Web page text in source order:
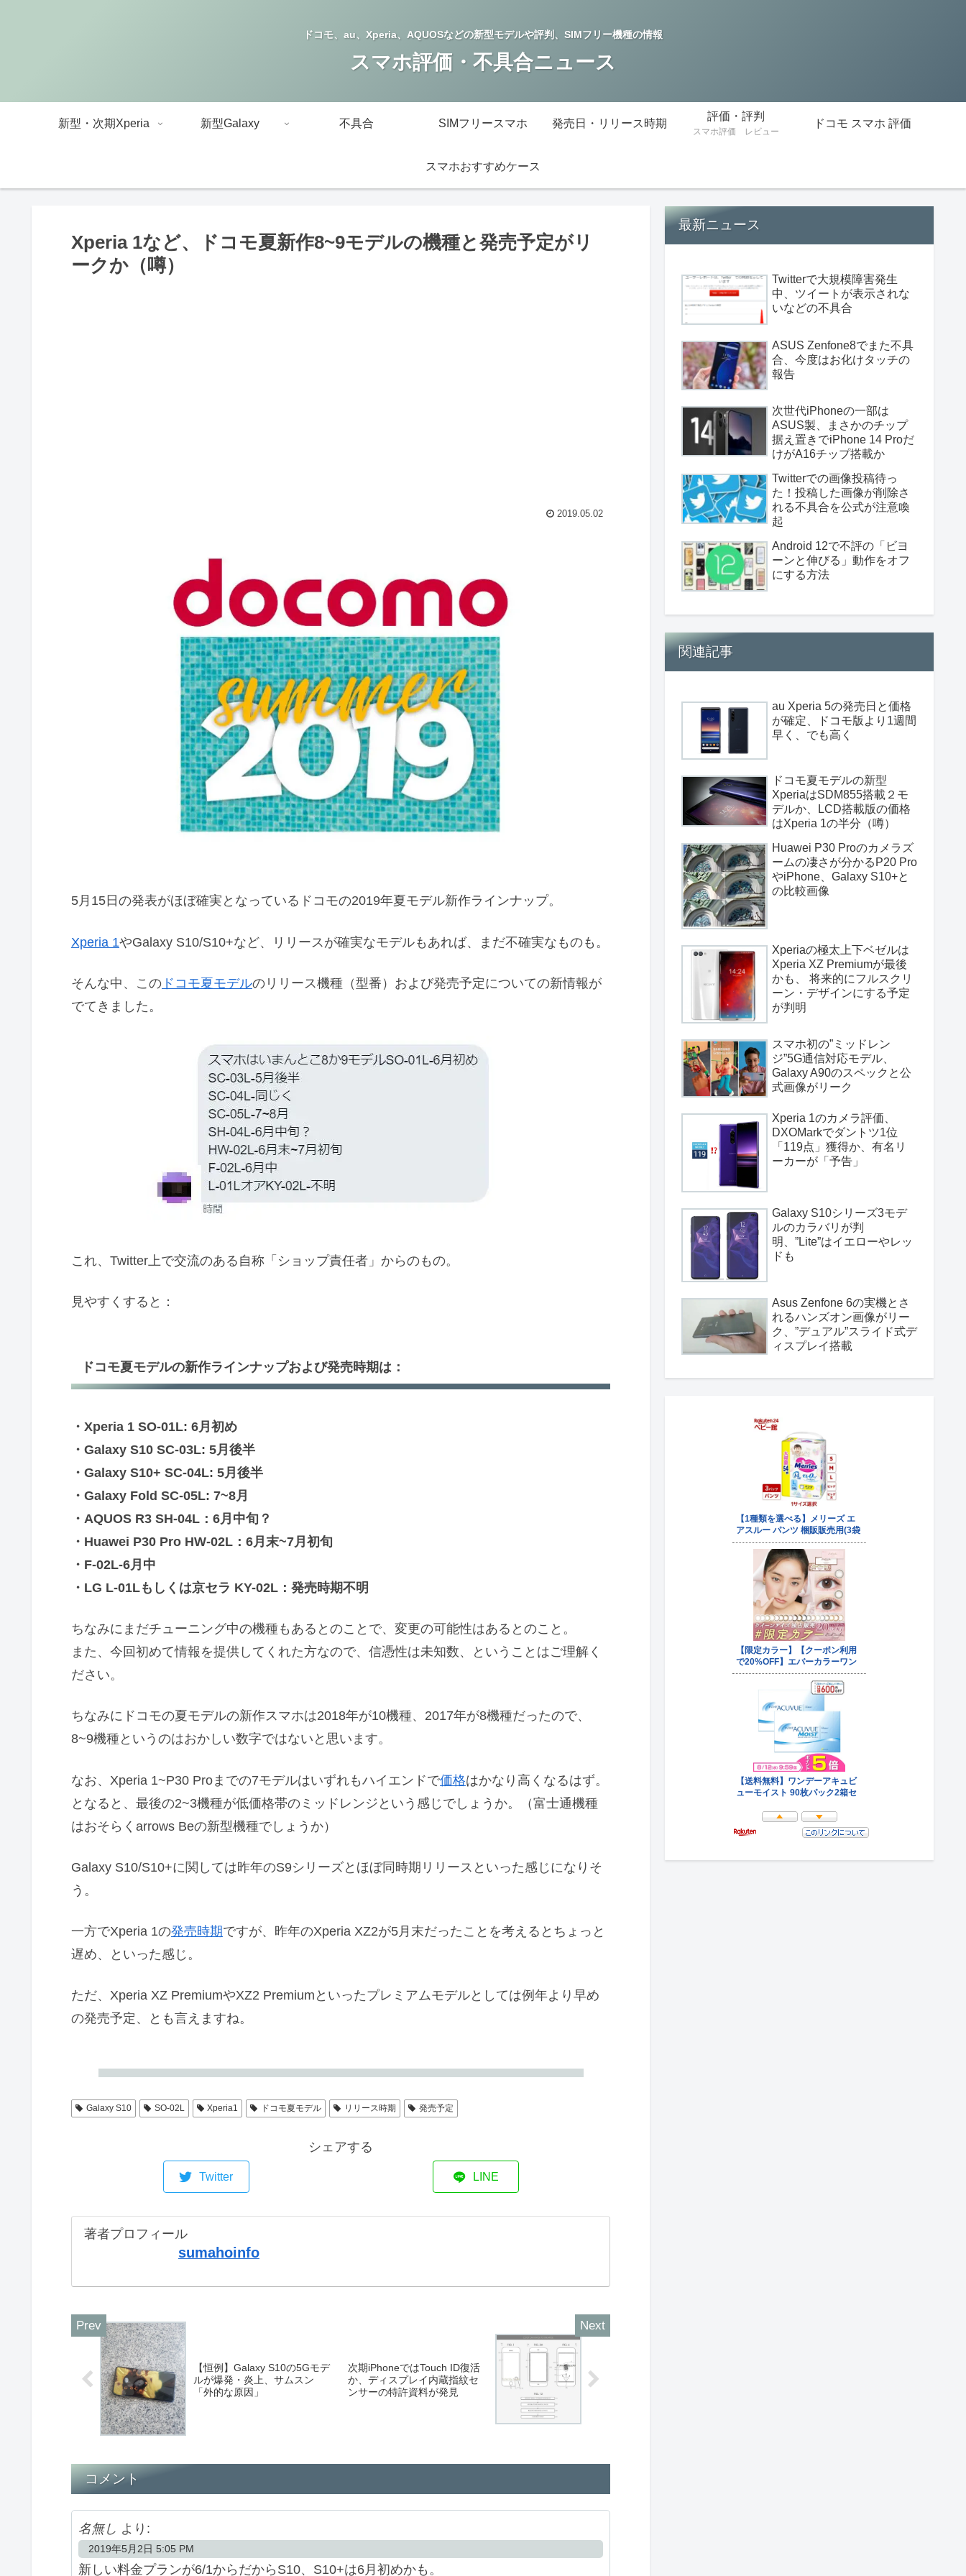
ドコモ、au、Xperia、AQUOSなどの新型モデルや評判、SIMフリー機種の情報
スマホ評価・不具合ニュース
新型・次期Xperia 新型Galaxy 不具合 SIMフリースマホ 発売日・リリース時期
評価・評判
スマホ評価 レビュー
ドコモ スマホ 評価
スマホおすすめケース
Xperia 1など、ドコモ夏新作8~9モデルの機種と発売予定がリ
ークか（噂）
2019.05.02
5月15日の発表がほぼ確実となっているドコモの2019年夏モデル新作ラインナップ。
Xperia 1やGalaxy S10/S10+など、リリースが確実なモデルもあれば、まだ不確実なものも。
そんな中、この ドコモ夏モデルのリリース機種（型番）および発売予定についての新情報が
でてきました。
これ、Twitter上で交流のある自称「ショップ責任者」からのもの。
見やすくすると：
ドコモ夏モデルの新作ラインナップおよび発売時期は：
・Xperia 1 SO-01L: 6月初め
・Galaxy S10 SC-03L: 5月後半
・Galaxy S10+ SC-04L: 5月後半
・Galaxy Fold SC-05L: 7~8月
・AQUOS R3 SH-04L：6月中旬？
・Huawei P30 Pro HW-02L：6月末~7月初旬
・F-02L-6月中
・LG L-01Lもしくは京セラ KY-02L：発売時期不明
ちなみにまだチューニング中の機種もあるとのことで、変更の可能性はあるとのこと。
また、今回初めて情報を提供してくれた方なので、信憑性は未知数、ということはご理解く
ださい。
ちなみにドコモの夏モデルの新作スマホは2018年が10機種、2017年が8機種だったので、
8~9機種というのはおかしい数字ではないと思います。
なお、Xperia 1~P30 Proまでの7モデルはいずれもハイエンドで価格はかなり高くなるはず。
となると、最後の2~3機種が低価格帯のミッドレンジという感じでしょうか。（富士通機種
はおそらくarrows Beの新型機種でしょうか）
Galaxy S10/S10+に関しては昨年のS9シリーズとほぼ同時期リリースといった感じになりそ
う。
一方でXperia 1の発売時期ですが、昨年のXperia XZ2が5月末だったことを考えるとちょっと
遅め、といった感じ。
ただ、Xperia XZ PremiumやXZ2 Premiumといったプレミアムモデルとしては例年より早め
の発売予定、とも言えますね。
Galaxy S10 SO-02L Xperia1 ドコモ夏モデル リリース時期 発売予定
シェアする
Twitter LINE
著者プロフィール
sumahoinfo
【恒例】Galaxy S10の5Gモデ
ルが爆発・炎上、サムスン
「外的な原因」
次期iPhoneではTouch ID復活
か、ディスプレイ内蔵指紋セ
ンサーの特許資料が発見
コメント
名無し より:
2019年5月2日 5:05 PM
新しい料金プランが6/1からだからS10、S10+は6月初めかも。
最新ニュース
Twitterで大規模障害発生
中、ツイートが表示されな
いなどの不具合
ASUS Zenfone8でまた不具
合、今度はお化けタッチの
報告
次世代iPhoneの一部は
ASUS製、まさかのチップ
据え置きでiPhone 14 Proだ
けがA16チップ搭載か
Twitterでの画像投稿待っ
た！投稿した画像が削除さ
れる不具合を公式が注意喚
起
Android 12で不評の「ビヨ
ーンと伸びる」動作をオフ
にする方法
関連記事
au Xperia 5の発売日と価格
が確定、ドコモ版より1週間
早く、でも高く
ドコモ夏モデルの新型
XperiaはSDM855搭載２モ
デルか、LCD搭載版の価格
はXperia 1の半分（噂）
Huawei P30 Proのカメラズ
ームの凄さが分かるP20 Pro
やiPhone、Galaxy S10+と
の比較画像
Xperiaの極太上下ベゼルは
Xperia XZ Premiumが最後
かも、 将来的にフルスクリ
ーン・デザインにする予定
が判明
スマホ初の”ミッドレン
ジ”5G通信対応モデル、
Galaxy A90のスペックと公
式画像がリーク
Xperia 1のカメラ評価、
DXOMarkでダントツ1位
「119点」獲得か、有名リ
ーカーが「予告」
Galaxy S10シリーズ3モデ
ルのカラバリが判
明、”Lite”はイエローやレッ
ドも
Asus Zenfone 6の実機とさ
れるハンズオン画像がリー
ク、”デュアル”スライド式デ
ィスプレイ搭載